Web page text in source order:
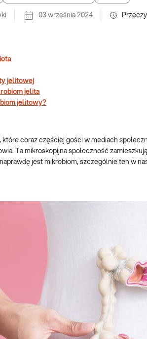
03 września 2024
jelitowej
jelita
jelitowy?
które coraz częściej gości w mediach
Ta mikroskopijna społeczność
jest mikrobiom, szczególnie ten w